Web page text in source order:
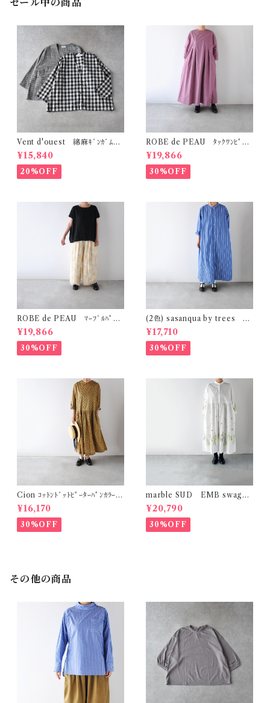
セール中の商品
Vent d'ouest 綿麻ｷﾞﾝｶﾞﾑﾁｪ
ｯｸ ﾉｰｶﾗｰｼﾞｬｹｯﾄ VE19621
¥15,840
20%OFF
ROBE de PEAU ﾀｯｸﾜﾝﾋﾟｰｽ
(ﾌﾟﾗﾑ) R342
¥19,866
30%OFF
ROBE de PEAU ﾏｰﾌﾞﾙﾊﾟﾀｰ
ﾝ ﾜｲﾄﾞﾊﾟﾝﾂ (ｽｷﾝﾏｰﾌﾞﾙ(ｲｴﾛｰ系)
) R303
¥19,866
30%OFF
(2色) sasanqua by trees ｶｹ
ｱｲﾜﾝﾋﾟｰｽ AN-318
¥17,710
30%OFF
Cion ｺｯﾄﾝﾄﾞｯﾄﾋﾟｰﾀｰﾊﾟﾝｶﾗｰﾜﾝ
ﾋﾟｰｽ (ｵﾘｰﾌﾞﾌﾞﾗｳﾝ) 19-2525
9
¥16,170
30%OFF
marble SUD EMB swag
(綿) ｼｬﾂﾜﾝﾋﾟｰｽ (ﾎﾜｲﾄ)
¥20,790
30%OFF
その他の商品